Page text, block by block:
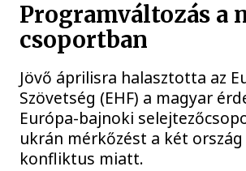
Programváltozás a
csoportban
Jövő áprilisra halasztotta az
Szövetség (EHF) a magyar
Európa-bajnoki
ukrán mérkőzést a két
konfliktus miatt.